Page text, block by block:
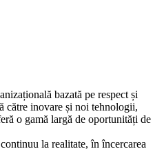
bazată pe respect și
către inovare și noi tehnologii,
o gamă largă de oportunități de
la realitate, în încercarea